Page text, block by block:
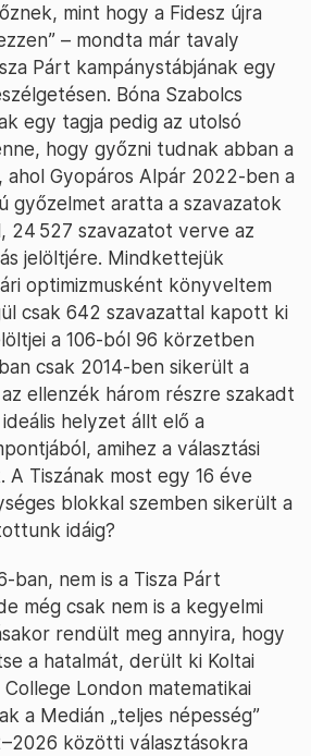
mint hogy a Fidesz újra
– mondta már tavaly
Párt kampánystábjának egy
Bóna Szabolcs
egy tagja pedig az utolsó
hogy győzni tudnak abban a
ahol Gyopáros Alpár 2022-ben a
győzelmet aratta a szavazatok
24 527 szavazatot verve az
jelöltjére. Mindkettejük
optimizmusként könyveltem
csak 642 szavazattal kapott ki
a 106-ból 96 körzetben
csak 2014-ben sikerült a
ellenzék három részre szakadt
helyzet állt elő a
amihez a választási
Tiszának most egy 16 éve
blokkal szemben sikerült a
idáig?
ban, nem is a Tisza Párt
még csak nem is a kegyelmi
rendült meg annyira, hogy
a hatalmát, derült ki Koltai
London matematikai
a Medián „teljes népesség”
közötti választásokra